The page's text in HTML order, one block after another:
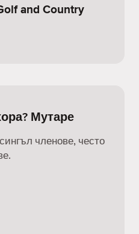
and Country
Мутаре
членове, често